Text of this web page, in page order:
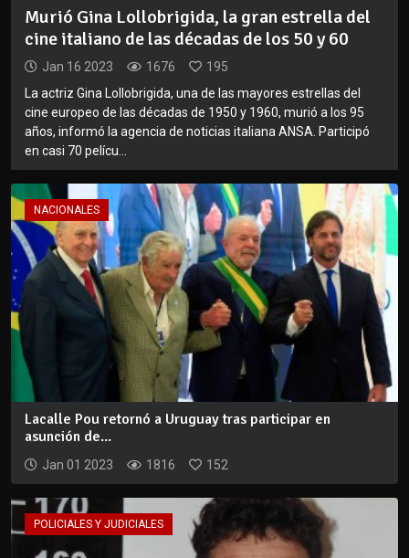
Murió Gina Lollobrigida, la gran estrella del
cine italiano de las décadas de los 50 y 60
Jan 16 2023 1676
195
La actriz Gina Lollobrigida, una de las mayores estrellas del
cine europeo de las décadas de 1950 y 1960, murió a los 95
años, informó la agencia de noticias italiana ANSA. Participó
en casi 70 pelícu...
NACIONALES
Lacalle Pou retornó a Uruguay tras participar en
asunción de...
Jan 01 2023 1816 152
POLICIALES Y JUDICIALES